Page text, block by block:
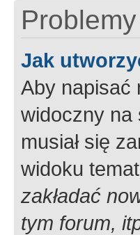
Jak
Aby napisać
widoczny na
musiał się
widoku
zakładać
tym forum,